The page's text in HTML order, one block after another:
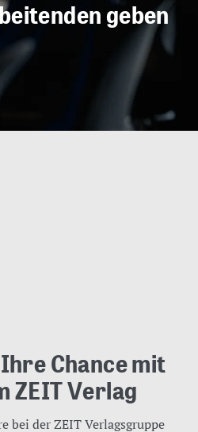
geben
Chance mit
ZEIT Verlag
bei der ZEIT Verlagsgruppe